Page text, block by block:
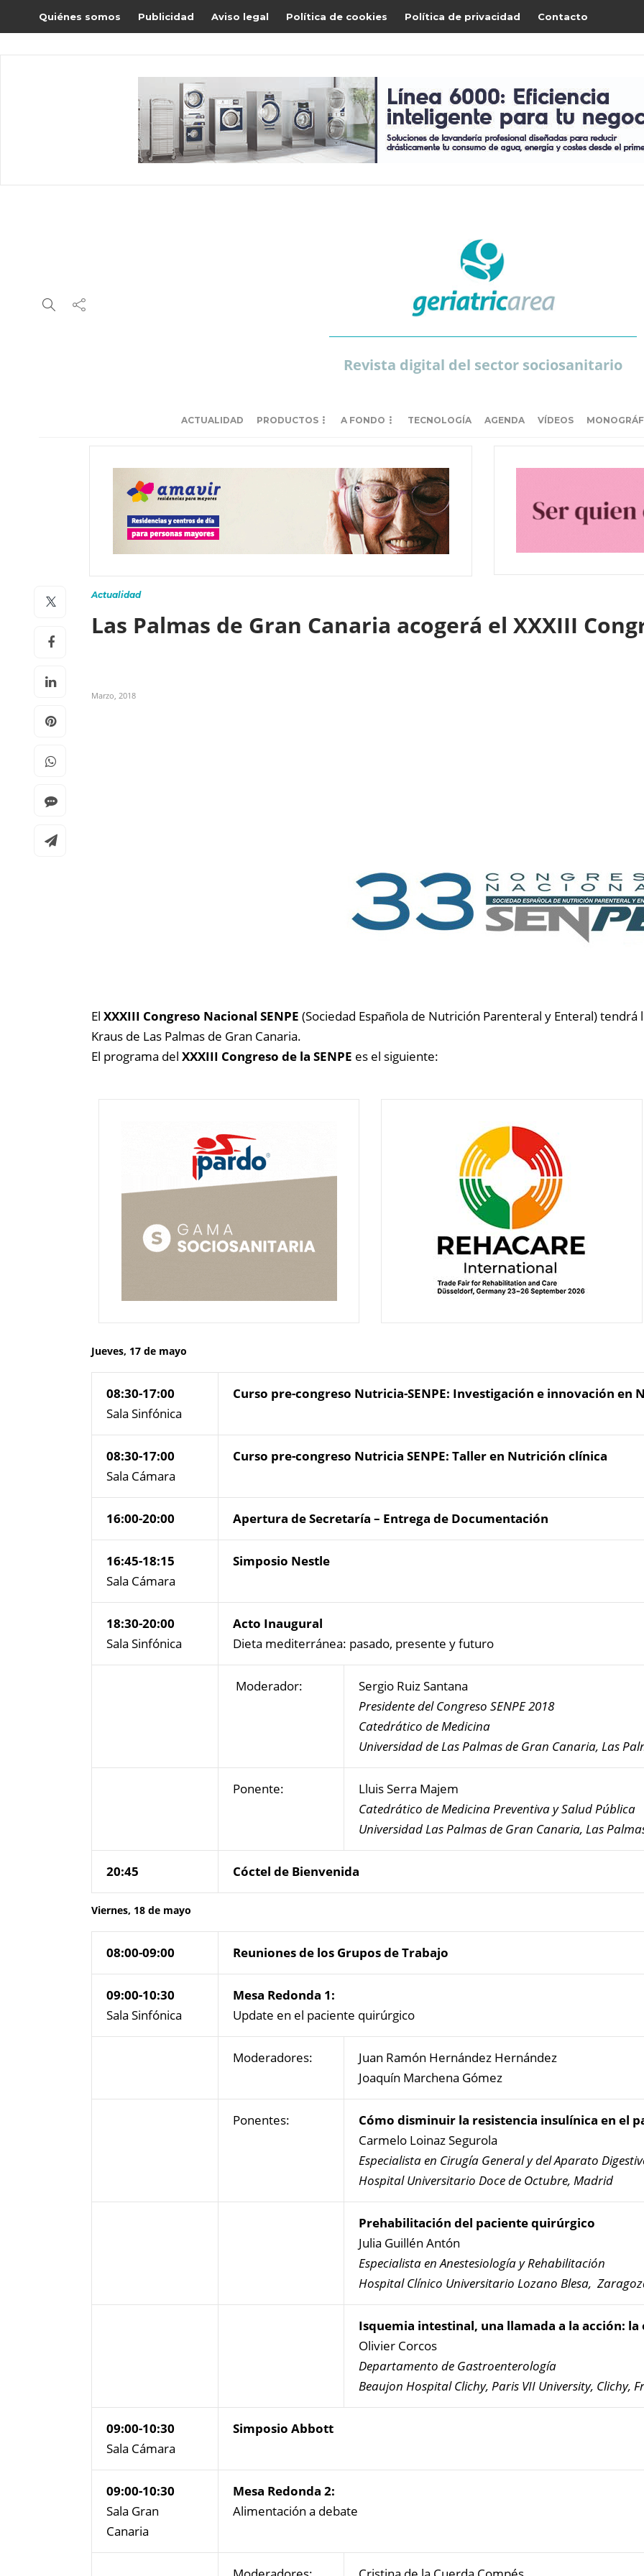
Quiénes somos Publicidad Aviso legal Política de cookies Política de privacidad Contacto
Revista digital del sector sociosanitario
ACTUALIDAD PRODUCTOS A FONDO TECNOLOGÍA AGENDA VÍDEOS
Actualidad
Las Palmas de Gran Canaria acogerá el XXXIII
Marzo, 2018
El XXXIII Congreso Nacional SENPE (Sociedad Española de Nutrición Parenteral y Enteral)tendrá
Kraus de Las Palmas de Gran Canaria.
El programa del XXXIII Congreso de la SENPE es el siguiente:
Jueves, 17 de mayo
08:30-17:00
Sala Sinfónica
Curso pre-congreso Nutricia-SENPE: Investigación e innovación en
08:30-17:00
Sala Cámara
Curso pre-congreso Nutricia SENPE: Taller en Nutrición clínica
16:00-20:00 Apertura de Secretaría – Entrega de Documentación
16:45-18:15
Sala Cámara
Simposio Nestle
18:30-20:00
Sala Sinfónica
Acto Inaugural
Dieta mediterránea: pasado, presente y futuro
Moderador:
Sergio Ruiz Santana
Presidente del Congreso SENPE 2018
Catedrático de Medicina
Universidad de Las Palmas de Gran Canaria, Las
Ponente:
Lluis Serra Majem
Catedrático de Medicina Preventiva y Salud Pública
Universidad Las Palmas de Gran Canaria, Las
20:45 Cóctel de Bienvenida
Viernes, 18 de mayo
08:00-09:00 Reuniones de los Grupos de Trabajo
09:00-10:30
Sala Sinfónica
Mesa Redonda 1:
Update en el paciente quirúrgico
Moderadores:
Juan Ramón Hernández Hernández
Joaquín Marchena Gómez
Ponentes:
Cómo disminuir la resistencia insulínica en el
Carmelo Loinaz Segurola
Especialista en Cirugía General y del Aparato
Hospital Universitario Doce de Octubre, Madrid
Prehabilitación del paciente quirúrgico
Julia Guillén Antón
Especialista en Anestesiología y Rehabilitación
Hospital Clínico Universitario Lozano Blesa,
Isquemia intestinal, una llamada a la acción:
Olivier Corcos
Departamento de Gastroenterología
Beaujon Hospital Clichy, Paris VII University, Clichy,
09:00-10:30
Sala Cámara
Simposio Abbott
09:00-10:30
Sala Gran
Canaria
Mesa Redonda 2:
Alimentación a debate